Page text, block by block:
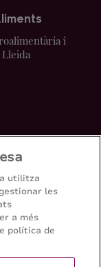
i
utilitza
les
a més
política de